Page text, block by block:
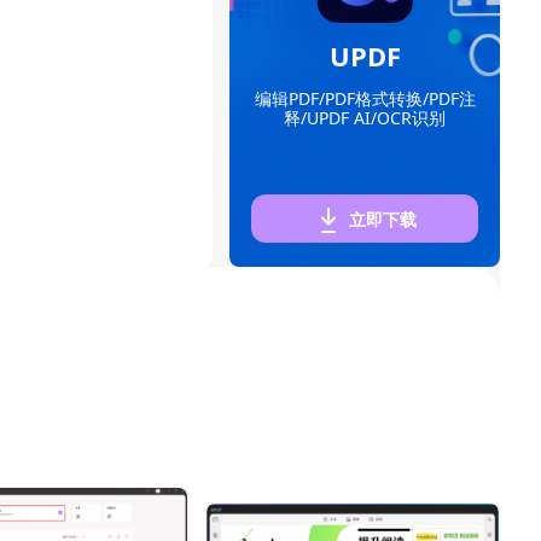
UPDF
编辑PDF/PDF格式转换/PDF注
释/UPDF AI/OCR识别
立即下载